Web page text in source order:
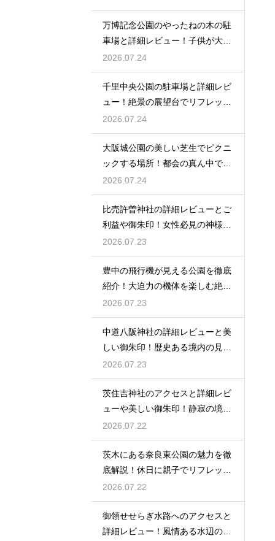
万博記念公園のやったねの木の駐
車場と詳細レビュー！子供が大歓
喜
2026.07.24
千里中央公園の駐車場と詳細レビ
ュー！絶景の展望台でリフレッシ
ュ
2026.07.24
大阪城公園の美しい芝生でピクニ
ックする場所！都会の真ん中で癒
される
2026.07.24
比売許曽神社の詳細レビューとご
利益や御朱印！女性必見の神様と
は
2026.07.23
豊中の飛行機が見える公園を徹底
紹介！大迫力の機体を楽しむ絶好
場
2026.07.23
中道八阪神社の詳細レビューと美
しい御朱印！歴史ある境内の見所
を
2026.07.23
茨住吉神社のアクセスと詳細レビ
ューや美しい御朱印！静寂の境内
へ
2026.07.22
茨木にある奈良東公園の魅力を徹
底解説！休日に親子でリフレッシ
ュ
2026.07.22
御領せせらぎ水路へのアクセスと
詳細レビュー！風情ある水辺の散